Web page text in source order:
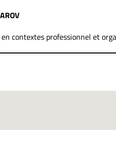
contextes professionnel et